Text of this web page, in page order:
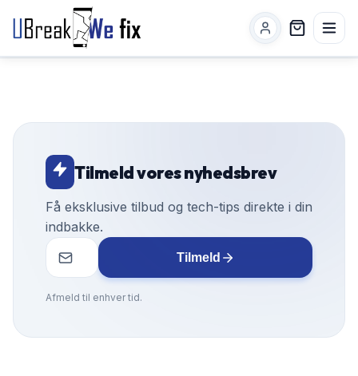
Tilmeld vores nyhedsbrev
Få eksklusive tilbud og tech-tips direkte i din
indbakke.
Tilmeld
Afmeld til enhver tid.